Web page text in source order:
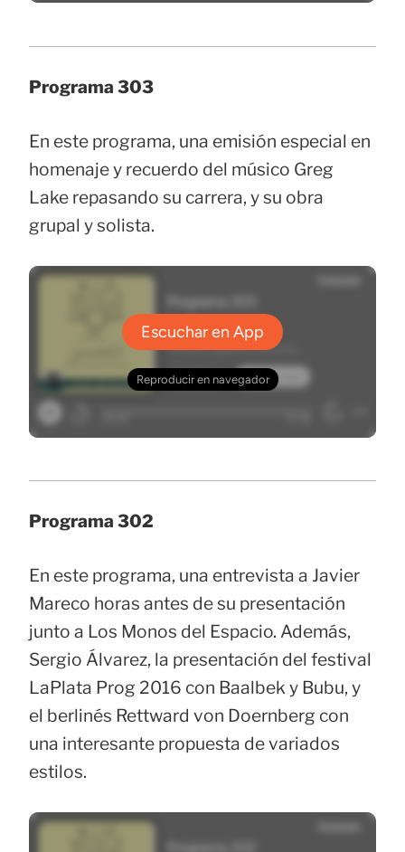
Programa 303
En este programa, una emisión especial en
homenaje y recuerdo del músico Greg
Lake repasando su carrera, y su obra
grupal y solista.
Programa 302
En este programa, una entrevista a Javier
Mareco horas antes de su presentación
junto a Los Monos del Espacio. Además,
Sergio Álvarez, la presentación del festival
LaPlata Prog 2016 con Baalbek y Bubu, y
el berlinés Rettward von Doernberg con
una interesante propuesta de variados
estilos.